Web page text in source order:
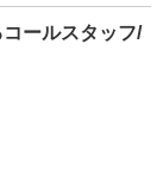
ールスタッフ/